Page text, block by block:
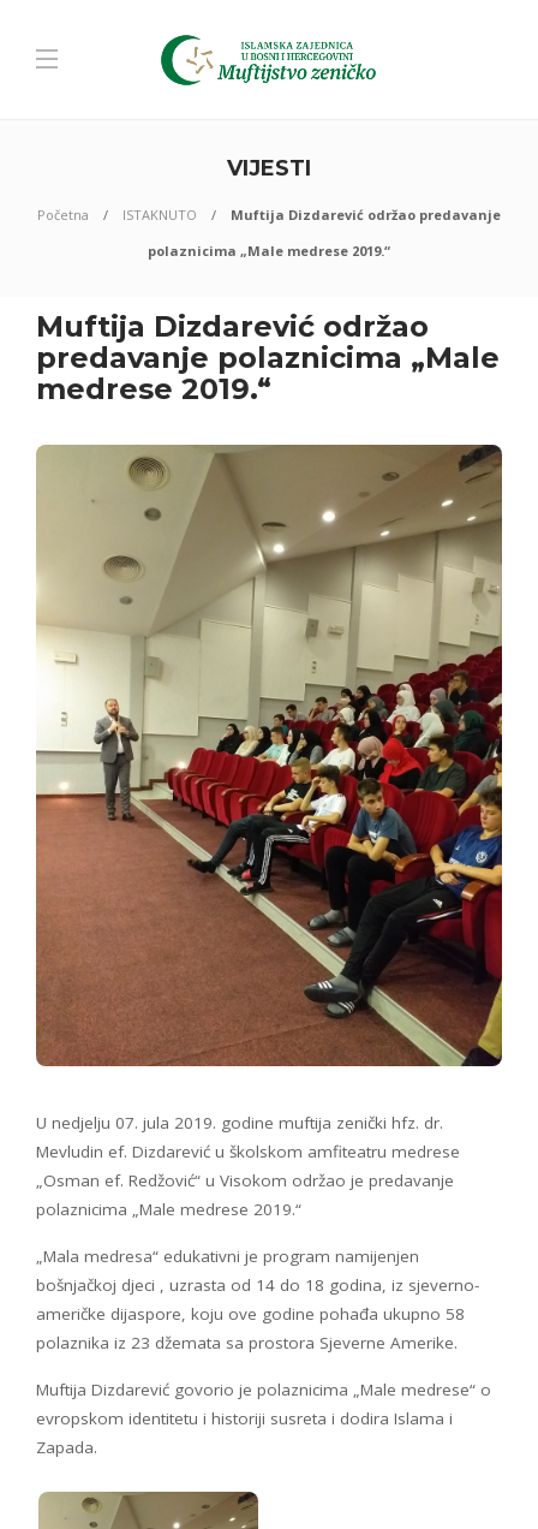
VIJESTI
Početna ISTAKNUTO
Muftija Dizdarević održao predavanje
polaznicima „Male medrese 2019.“
Muftija Dizdarević održao
predavanje polaznicima „Male
medrese 2019.“
U nedjelju 07. jula 2019. godine muftija zenički hfz. dr.
Mevludin ef. Dizdarević u školskom amfiteatru medrese
„Osman ef. Redžović“ u Visokom održao je predavanje
polaznicima „Male medrese 2019.“
„Mala medresa“ edukativni je program namijenjen
bošnjačkoj djeci , uzrasta od 14 do 18 godina, iz sjeverno-
američke dijaspore, koju ove godine pohađa ukupno 58
polaznika iz 23 džemata sa prostora Sjeverne Amerike.
Muftija Dizdarević govorio je polaznicima „Male medrese“ o
evropskom identitetu i historiji susreta i dodira Islama i
Zapada.